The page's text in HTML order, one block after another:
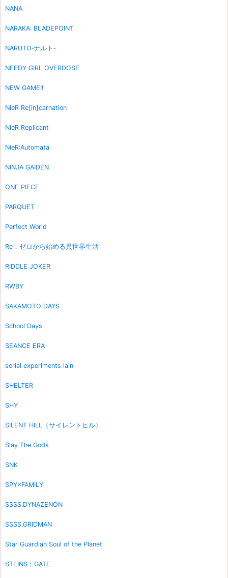
NANA
NARAKA: BLADEPOINT
NARUTO‐ナルト‐
NEEDY GIRL OVERDOSE
NEW GAME!!
NieR Re[in]carnation
NieR Replicant
NieR:Automata
NINJA GAIDEN
ONE PIECE
PARQUET
Perfect World
Re：ゼロから始める異世界生活
RIDDLE JOKER
RWBY
SAKAMOTO DAYS
School Days
SEANCE ERA
serial experiments lain
SHELTER
SHY
SILENT HILL（サイレントヒル）
Slay The Gods
SNK
SPY×FAMILY
SSSS.DYNAZENON
SSSS.GRIDMAN
Star Guardian Soul of the Planet
STEINS；GATE